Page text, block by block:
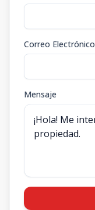
Correo Electrónico
Mensaje